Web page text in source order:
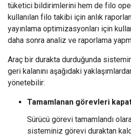
tüketici bildirimlerini hem de filo
kullanılan filo takibi için anlık
yayınlama optimizasyonları için
daha sonra analiz ve raporlama
Araç bir durakta durduğunda
geri kalanını aşağıdaki
yönetebilir:
Tamamlanan görevleri
Sürücü görevi tamamlandı
sisteminiz görevi duraktan